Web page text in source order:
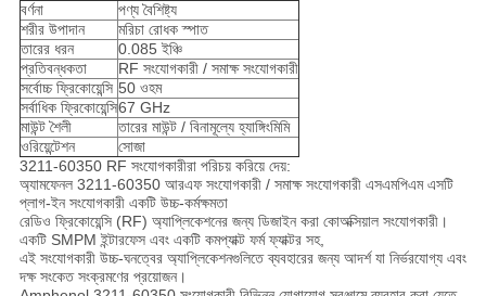
বর্ণনা
পণ্য বৈশিষ্ট্য
শরীর উপাদান
মরিচা রোধক স্পাত
তারের ধরন
0.085 ইঞ্চি
প্রতিবন্ধকতা
RF সংযোগকারী / সমাক্ষ সংযোগকারী
সর্বোচ্চ ফ্রিকোয়েন্সি 50 ওহম
সর্বাধিক ফ্রিকোয়েন্সি67 GHz
মাউন্ট শৈলী
তারের মাউন্ট / বিনামূল্যে হ্যাঙ্গিংমিমি
ওরিয়েন্টেশন
সোজা
3211-60350 RF সংযোগকারীরা পরিচয় করিয়ে দেয়:
অ্যামফেনল 3211-60350 আরএফ সংযোগকারী / সমাক্ষ সংযোগকারী এসএমপিএম এসটি
প্লাগ-ইন সংযোগকারী একটি উচ্চ-কর্মক্ষমতা
রেডিও ফ্রিকোয়েন্সি (RF) অ্যাপ্লিকেশনের জন্য ডিজাইন করা কোঅক্সিয়াল সংযোগকারী।
একটি SMPM ইন্টারফেস এবং একটি কমপ্যাক্ট ফর্ম ফ্যাক্টর সহ,
এই সংযোগকারী উচ্চ-ঘনত্বের অ্যাপ্লিকেশনগুলিতে ব্যবহারের জন্য আদর্শ যা নির্ভরযোগ্য এবং
দক্ষ সংকেত সংক্রমণের প্রয়োজন।